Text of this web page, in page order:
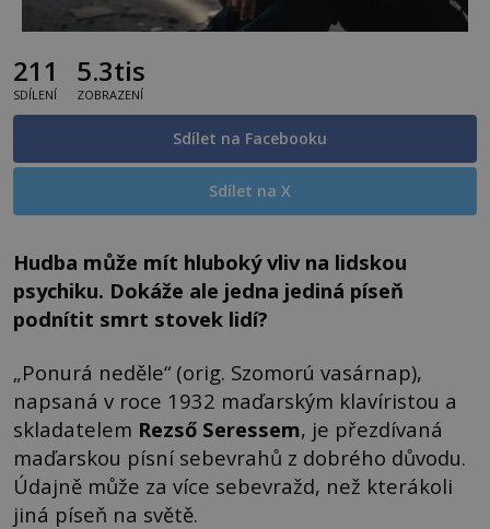
211
SDÍLENÍ
5.3tis
ZOBRAZENÍ
Sdílet na Facebooku
Sdílet na X
Hudba může mít hluboký vliv na lidskou
psychiku. Dokáže ale jedna jediná píseň
podnítit smrt stovek lidí?
„Ponurá neděle“ (orig. Szomorú vasárnap),
napsaná v roce 1932 maďarským klavíristou a
skladatelem Rezső Seressem, je přezdívaná
maďarskou písní sebevrahů z dobrého důvodu.
Údajně může za více sebevražd, než kterákoli
jiná píseň na světě.